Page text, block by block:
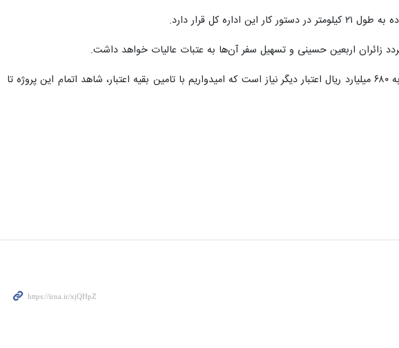
کل قرار دارد.
زائران اربعین حسینی و تسهیل سفر آن‌ها به عتبات عالیات خواهد داشت.
وی خاطرنشان کرد: برای این پروژه تاکنون ۴۰۰ میلیارد ریال هزینه شده و برای اتمام این پروژه به ۶۸۰ میلیارد ریال اعتبار دیگر نیاز است که امیدواریم با تامین بقیه اعتبار، شاهد اتمام این پروژه تا